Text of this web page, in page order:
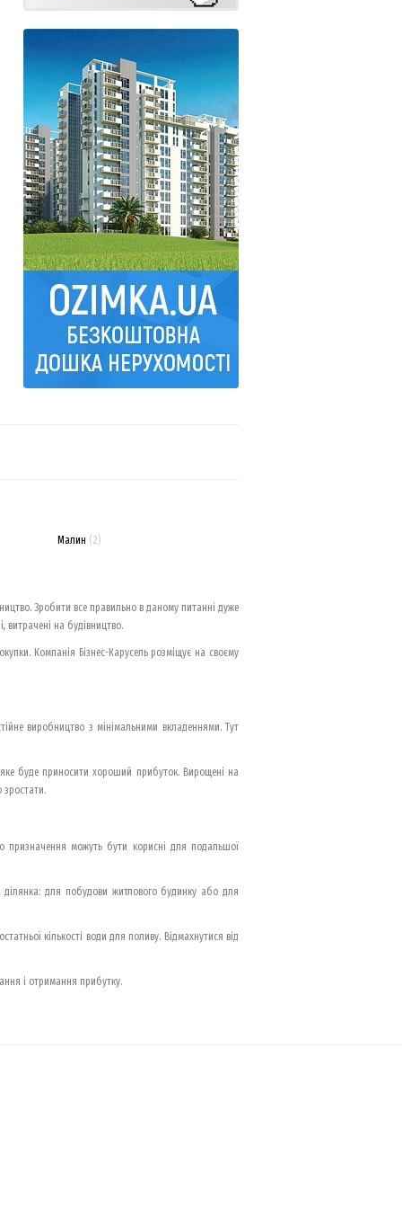
Малин (2)
Зробити все правильно в даному питанні дуже
на будівництво.
Компанія Бізнес-Карусель розміщує на своєму
виробництво з мінімальними вкладеннями. Тут
буде приносити хороший прибуток. Вирощені на
зростати.
призначення можуть бути корисні для подальшої
ділянка: для побудови житлового будинку або для
кількості води для поливу. Відмахнутися від
і отримання прибутку.